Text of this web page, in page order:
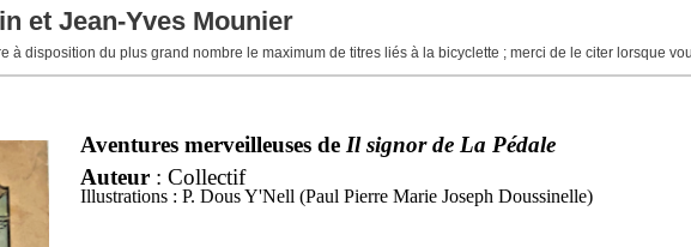
et Jean-Yves Mounier
à disposition du plus grand nombre le maximum de titres liés à la bicyclette ; merci de le citer lorsque
Aventures merveilleuses de Il signor de La Pédale
Auteur : Collectif
Illustrations : P. Dous Y'Nell (Paul Pierre Marie Joseph Doussinelle)